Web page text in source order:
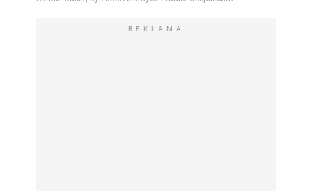
REKLAMA